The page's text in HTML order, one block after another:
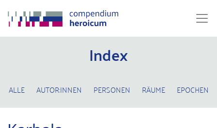
Index
ALLE AUTOR:INNEN PERSONEN RÄUME EPOCHEN